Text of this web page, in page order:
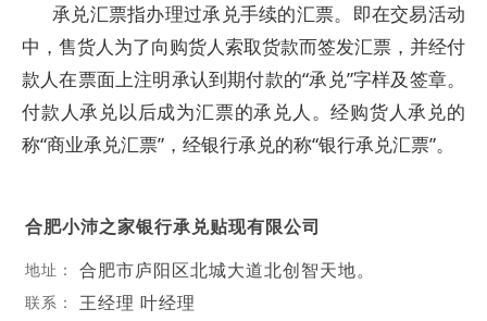
承兑汇票指办理过承兑手续的汇票。即在交易活动
中，售货人为了向购货人索取货款而签发汇票，并经付
款人在票面上注明承认到期付款的“承兑”字样及签章。
付款人承兑以后成为汇票的承兑人。经购货人承兑的
称“商业承兑汇票”，经银行承兑的称“银行承兑汇票”。
合肥小沛之家银行承兑贴现有限公司
地址： 合肥市庐阳区北城大道北创智天地。
联系： 王经理 叶经理